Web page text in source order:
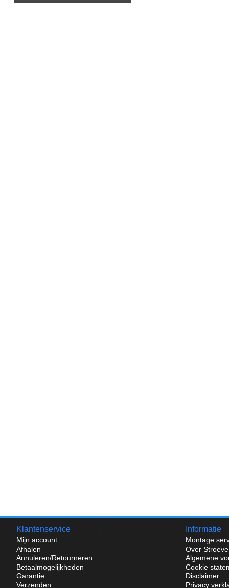
Klantenservice
Mijn account
Afhalen
Annuleren/Retourneren
Betaalmogelijkheden
Garantie
Verzenden
Informatie
Montage
Over
Algemene
Cookie
Disclaimer
Privacy